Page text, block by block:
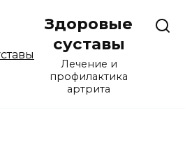
Здоровые
суставы
Лечение и
профилактика
артрита